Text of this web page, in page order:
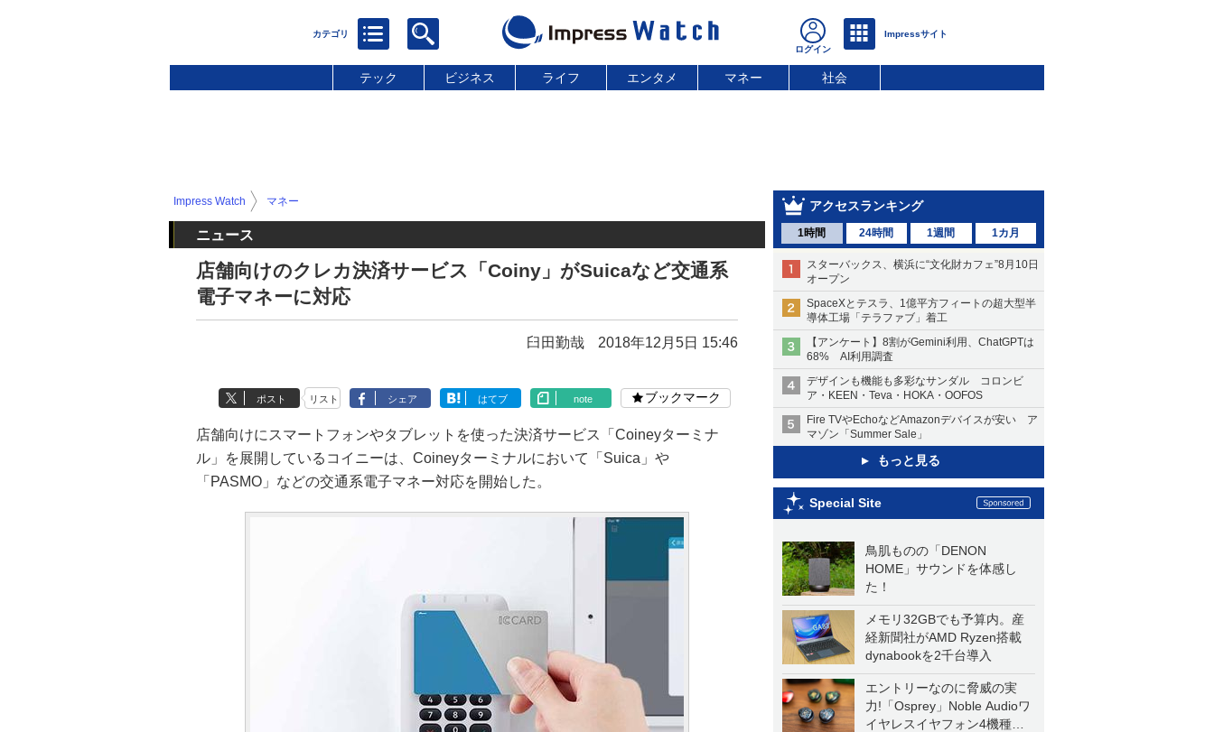
テック ビジネス ライフ エンタメ マネー 社会
アクセスランキング
1時間 24時間 1週間 1カ月
スターバックス、横浜に“文化財カフェ”8月10日
オープン
SpaceXとテスラ、1億平方フィートの超大型半
導体工場「テラファブ」着工
【アンケート】8割がGemini利用、ChatGPTは
68% AI利用調査
デザインも機能も多彩なサンダル コロンビ
ア・KEEN・Teva・HOKA・OOFOS
Fire TVやEchoなどAmazonデバイスが安い ア
マゾン「Summer Sale」
もっと見る
Special Site
鳥肌ものの「DENON
HOME」サウンドを体感し
た！
メモリ32GBでも予算内。産
経新聞社がAMD Ryzen搭載
dynabookを2千台導入
エントリーなのに脅威の実
力!「Osprey」Noble Audioワ
イヤレスイヤフォン4機種を
Impress Watch マネー
ニュース
店舗向けのクレカ決済サービス「Coiny」がSuicaなど交通系
電子マネーに対応
臼田勤哉 2018年12月5日 15:46
ポスト リスト シェア はてブ note ブックマーク
店舗向けにスマートフォンやタブレットを使った決済サービス「Coineyターミナ
ル」を展開しているコイニーは、Coineyターミナルにおいて「Suica」や
「PASMO」などの交通系電子マネー対応を開始した。